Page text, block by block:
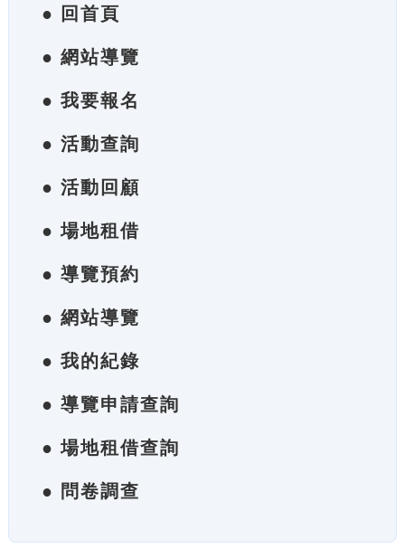
● 回首頁
● 網站導覽
● 我要報名
● 活動查詢
● 活動回顧
● 場地租借
● 導覽預約
● 網站導覽
● 我的紀錄
● 導覽申請查詢
● 場地租借查詢
● 問卷調查